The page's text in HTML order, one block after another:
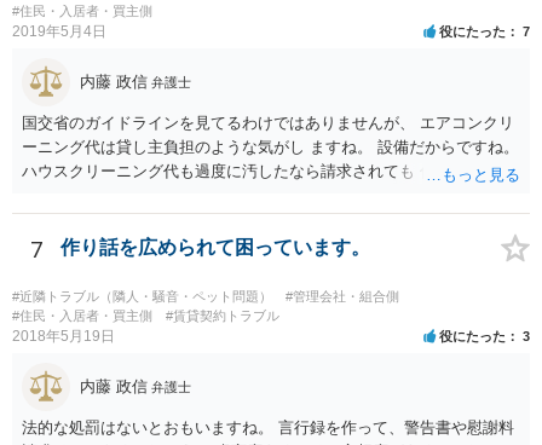
#住民・入居者・買主側
2019年5月4日 役にたった 7
内藤 政信 弁護士
国交省のガイドラインを見てるわけではありませんが、 エアコンクリ
ーニング代は貸し主負担のような気がし ますね。 設備だからですね。
ハウスクリーニング代も過度に汚したなら請求されても 仕方ないでし
の借主のための清掃だと思いますね。 ほっといて争ってみたらいいで
しょう。
7 作り話を広められて困っています。
#近隣トラブル（隣人・騒音・ペット問題）
#管理会社・組合側
#住民・入居者・買主側
#賃貸契約トラブル
2018年5月19日 役にたった 3
内藤 政信 弁護士
法的な処罰はないとおもいますね。 言行録を作って、警告書や慰謝料